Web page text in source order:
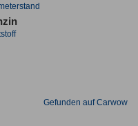
Gefunden auf Carwow